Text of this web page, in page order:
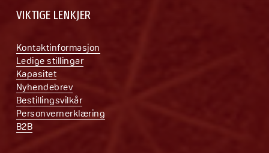
VIKTIGE LENKJER
Kontaktinformasjon
Ledige stillingar
Kapasitet
Nyhendebrev
Bestillingsvilkår
Personvernerklæring
B2B